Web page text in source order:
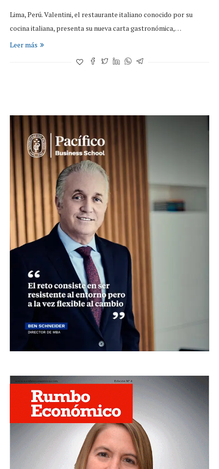
Lima, Perú. Valentini, el restaurante italiano conocido por su
cocina italiana, presenta su nueva carta gastronómica,…
Leer más